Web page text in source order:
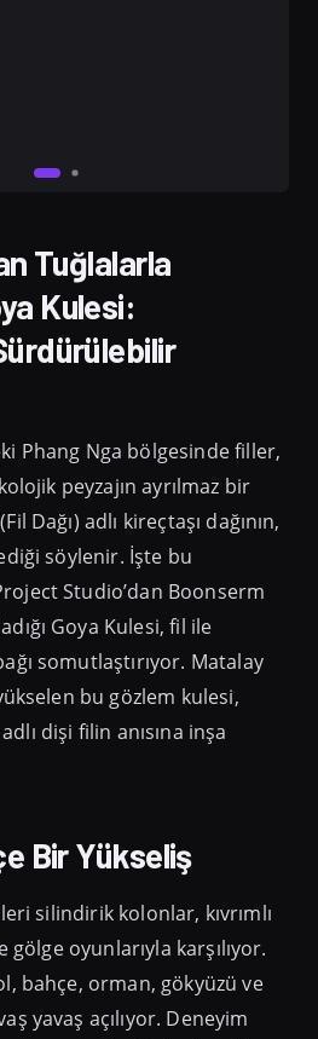
Tuğlalarla
Kulesi:
Phang Nga bölgesinde filler,
peyzajın ayrılmaz bir
Dağı) adlı kireçtaşı dağının,
söylenir. İşte bu
Studio’dan Boonserm
Goya Kulesi, fil ile
somutlaştırıyor. Matalay
bu gözlem kulesi,
dişi filin anısına inşa
Bir Yükseliş
silindirik kolonlar, kıvrımlı
gölge oyunlarıyla karşılıyor.
bahçe, orman, gökyüzü ve
yavaş açılıyor. Deneyim